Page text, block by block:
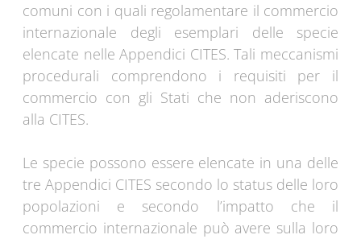
comuni con i quali regolamentare il commercio
internazionale degli esemplari delle specie
elencate nelle Appendici CITES. Tali meccanismi
procedurali comprendono i requisiti per il
commercio con gli Stati che non aderiscono
alla CITES.
Le specie possono essere elencate in una delle
tre Appendici CITES secondo lo status delle loro
popolazioni e secondo l’impatto che il
commercio internazionale può avere sulla loro